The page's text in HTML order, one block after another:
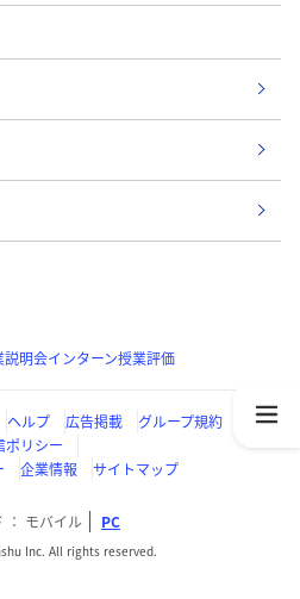
説明会インターン授業評価
ヘルプ 広告掲載
グループ規約
ポリシー
企業情報 サイトマップ
モバイル PC
Inc. All rights reserved.